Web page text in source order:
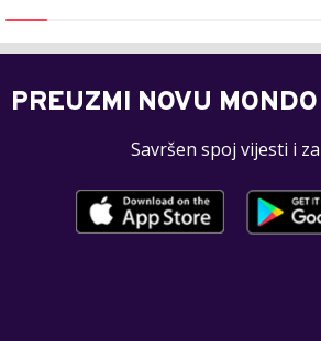
PREUZMI NOVU
Savršen spoj vijesti i